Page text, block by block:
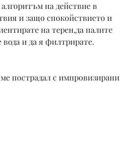
на действие в
и защо спокойствието и
на терен,да палите
и да я филтрирате.
пострадал с импровизирани